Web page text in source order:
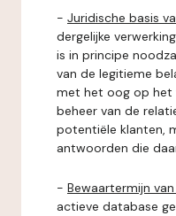
- Juridische basis
dergelijke
is in principe
van de legitieme
met het oog op het
beheer van de
potentiële klanten,
antwoorden die
- Bewaartermijn
actieve database